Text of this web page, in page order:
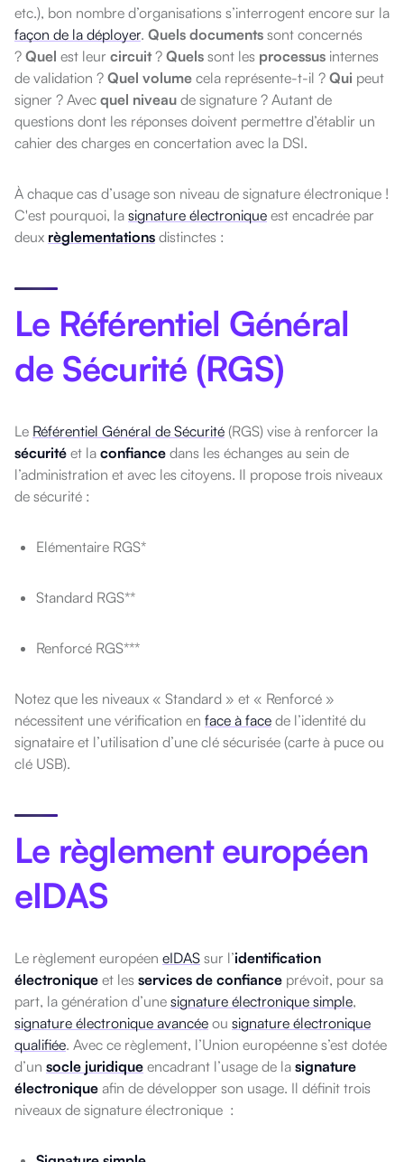
etc.), bon nombre d’organisations s’interrogent encore sur la
façon de la déployer. Quels documents sont concernés
? Quel est leur circuit? Quels sont les processus internes
de validation ? Quel volume cela représente-t-il ? Qui peut
signer ? Avec quel niveau de signature ? Autant de
questions dont les réponses doivent permettre d’établir un
cahier des charges en concertation avec la DSI.
À chaque cas d’usage son niveau de signature électronique !
C'est pourquoi, la signature électronique est encadrée par
deux règlementations distinctes :
Le Référentiel Général
de Sécurité (RGS)
Le Référentiel Général de Sécurité (RGS) vise à renforcer la
sécurité et la confiance dans les échanges au sein de
l’administration et avec les citoyens. Il propose trois niveaux
de sécurité :
Elémentaire RGS*
Standard RGS**
Renforcé RGS***
Notez que les niveaux « Standard » et « Renforcé »
nécessitent une vérification en face à face de l’identité du
signataire et l’utilisation d’une clé sécurisée (carte à puce ou
clé USB).
Le règlement européen
eIDAS
Le règlement européen eIDAS sur l’identification
électronique et les services de confiance prévoit, pour sa
part, la génération d’une signature électronique simple,
signature électronique avancée ou signature électronique
qualifiée. Avec ce règlement, l’Union européenne s’est dotée
d’un socle juridique encadrant l’usage de la signature
électronique afin de développer son usage. Il définit trois
niveaux de signature électronique :